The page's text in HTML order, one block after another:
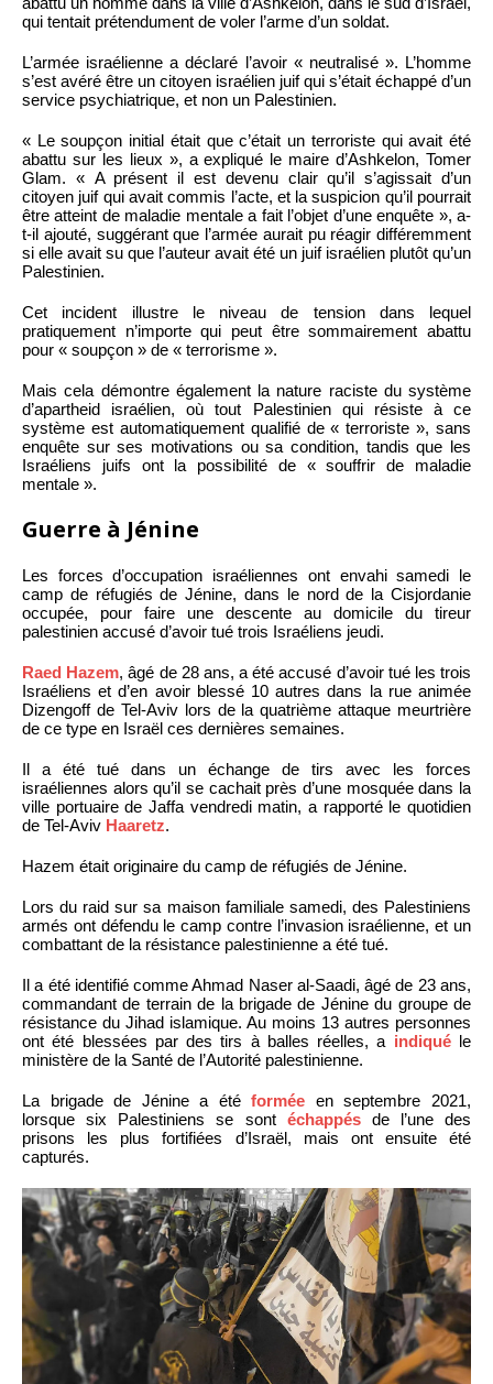
qui tentait prétendument de voler l’arme d’un soldat.
L’armée israélienne a déclaré l’avoir « neutralisé ». L’homme
s’est avéré être un citoyen israélien juif qui s’était échappé d’un
service psychiatrique, et non un Palestinien.
« Le soupçon initial était que c’était un terroriste qui avait été
abattu sur les lieux », a expliqué le maire d’Ashkelon, Tomer
Glam. « A présent il est devenu clair qu’il s’agissait d’un
citoyen juif qui avait commis l’acte, et la suspicion qu’il pourrait
être atteint de maladie mentale a fait l’objet d’une enquête », a-
t-il ajouté, suggérant que l’armée aurait pu réagir différemment
si elle avait su que l’auteur avait été un juif israélien plutôt qu’un
Palestinien.
Cet incident illustre le niveau de tension dans lequel
pratiquement n’importe qui peut être sommairement abattu
pour « soupçon » de « terrorisme ».
Mais cela démontre également la nature raciste du système
d’apartheid israélien, où tout Palestinien qui résiste à ce
système est automatiquement qualifié de « terroriste », sans
enquête sur ses motivations ou sa condition, tandis que les
Israéliens juifs ont la possibilité de « souffrir de maladie
mentale ».
Guerre à Jénine
Les forces d’occupation israéliennes ont envahi samedi le
camp de réfugiés de Jénine, dans le nord de la Cisjordanie
occupée, pour faire une descente au domicile du tireur
palestinien accusé d’avoir tué trois Israéliens jeudi.
Raed Hazem, âgé de 28 ans, a été accusé d’avoir tué les trois
Israéliens et d’en avoir blessé 10 autres dans la rue animée
Dizengoff de Tel-Aviv lors de la quatrième attaque meurtrière
de ce type en Israël ces dernières semaines.
Il a été tué dans un échange de tirs avec les forces
israéliennes alors qu’il se cachait près d’une mosquée dans la
ville portuaire de Jaffa vendredi matin, a rapporté le quotidien
de Tel-Aviv Haaretz.
Hazem était originaire du camp de réfugiés de Jénine.
Lors du raid sur sa maison familiale samedi, des Palestiniens
armés ont défendu le camp contre l’invasion israélienne, et un
combattant de la résistance palestinienne a été tué.
Il a été identifié comme Ahmad Naser al-Saadi, âgé de 23 ans,
commandant de terrain de la brigade de Jénine du groupe de
résistance du Jihad islamique. Au moins 13 autres personnes
ont été blessées par des tirs à balles réelles, a indiquéle
ministère de la Santé de l’Autorité palestinienne.
La brigade de Jénine a étéformée en septembre 2021,
lorsque six Palestiniens se sont échappésde l’une des
prisons les plus fortifiées d’Israël, mais ont ensuite été
capturés.